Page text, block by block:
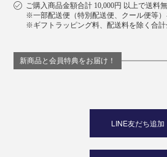
ご購入商品金額合計 10,000円 以上で送料無
※一部配送便（特別配送便、クール便等）
※ギフトラッピング料、配送料を除く合計
新商品と会員特典をお届け！
LINE友だち追加